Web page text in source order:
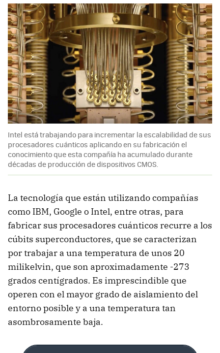
Intel está trabajando para incrementar la escalabilidad de sus
procesadores cuánticos aplicando en su fabricación el
conocimiento que esta compañía ha acumulado durante
décadas de producción de dispositivos CMOS.
La tecnología que están utilizando compañías
como IBM, Google o Intel, entre otras, para
fabricar sus procesadores cuánticos recurre a los
cúbits superconductores, que se caracterizan
por trabajar a una temperatura de unos 20
milikelvin, que son aproximadamente -273
grados centígrados. Es imprescindible que
operen con el mayor grado de aislamiento del
entorno posible y a una temperatura tan
asombrosamente baja.